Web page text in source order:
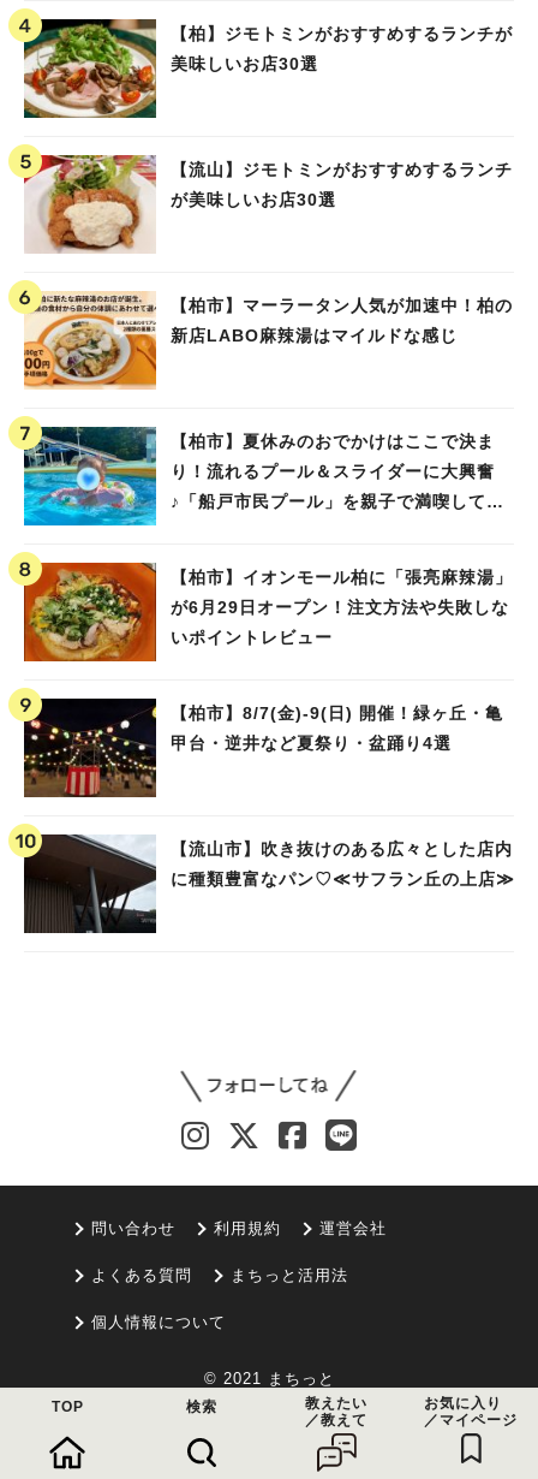
【柏】ジモトミンがおすすめするランチが
美味しいお店30選
【流山】ジモトミンがおすすめするランチ
が美味しいお店30選
【柏市】マーラータン人気が加速中！柏の
新店LABO麻辣湯はマイルドな感じ
【柏市】夏休みのおでかけはここで決ま
り！流れるプール＆スライダーに大興奮
♪「船戸市民プール」を親子で満喫してき
【柏市】イオンモール柏に「張亮麻辣湯」
が6月29日オープン！注文方法や失敗しな
いポイントレビュー
【柏市】8/7(金)‐9(日) 開催！緑ヶ丘・亀
甲台・逆井など夏祭り・盆踊り4選
【流山市】吹き抜けのある広々とした店内
に種類豊富なパン♡≪サフラン丘の上店≫
問い合わせ 利用規約 運営会社
よくある質問 まちっと活用法
個人情報について
© 2021 まちっと
TOP 検索
教えたい
／教えて
お気に入り
／マイページ